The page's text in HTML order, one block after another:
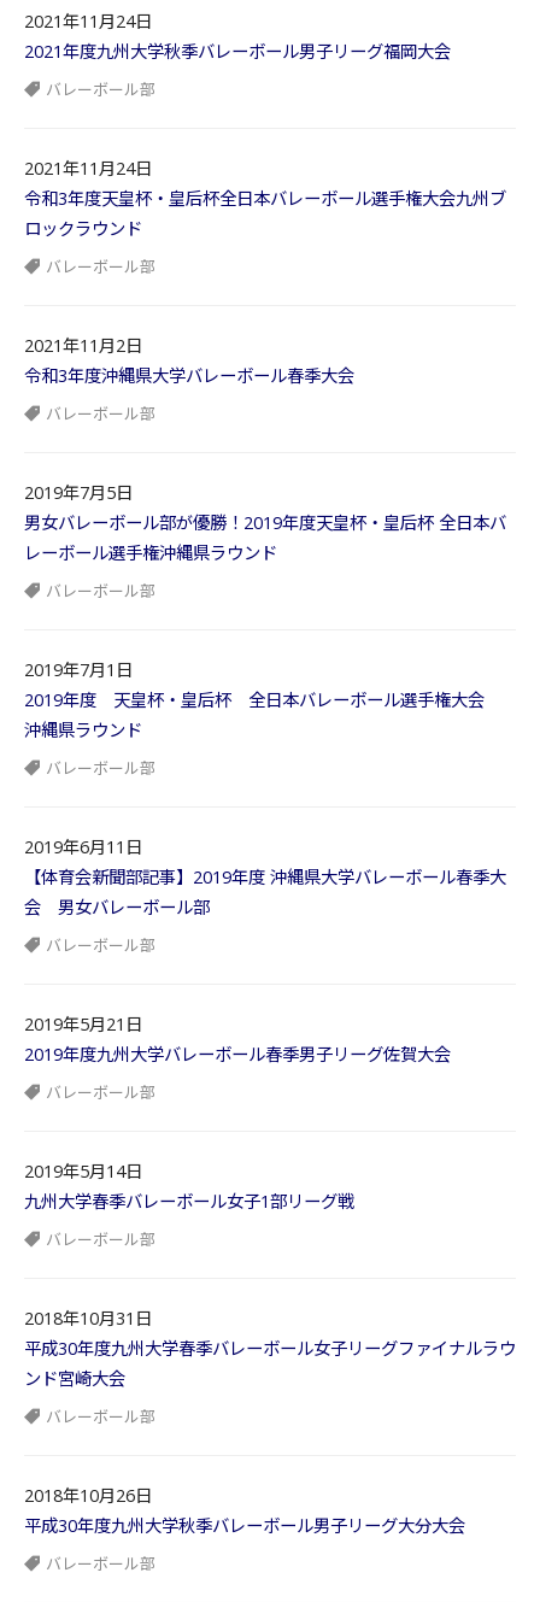
2021年11月24日
2021年度九州大学秋季バレーボール男子リーグ福岡大会
バレーボール部
2021年11月24日
令和3年度天皇杯・皇后杯全日本バレーボール選手権大会九州ブ
ロックラウンド
バレーボール部
2021年11月2日
令和3年度沖縄県大学バレーボール春季大会
バレーボール部
2019年7月5日
男女バレーボール部が優勝！2019年度天皇杯・皇后杯 全日本バ
レーボール選手権沖縄県ラウンド
バレーボール部
2019年7月1日
2019年度 天皇杯・皇后杯 全日本バレーボール選手権大会
沖縄県ラウンド
バレーボール部
2019年6月11日
【体育会新聞部記事】2019年度 沖縄県大学バレーボール春季大
会 男女バレーボール部
バレーボール部
2019年5月21日
2019年度九州大学バレーボール春季男子リーグ佐賀大会
バレーボール部
2019年5月14日
九州大学春季バレーボール女子1部リーグ戦
バレーボール部
2018年10月31日
平成30年度九州大学春季バレーボール女子リーグファイナルラウ
ンド宮崎大会
バレーボール部
2018年10月26日
平成30年度九州大学秋季バレーボール男子リーグ大分大会
バレーボール部